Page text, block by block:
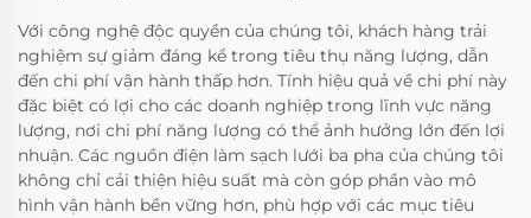
Với công nghệ độc quyền của chúng tôi, khách hàng trải
nghiệm sự giảm đáng kể trong tiêu thụ năng lượng, dẫn
đến chi phí vận hành thấp hơn. Tính hiệu quả về chi phí này
đặc biệt có lợi cho các doanh nghiệp trong lĩnh vực năng
lượng, nơi chi phí năng lượng có thể ảnh hưởng lớn đến lợi
nhuận. Các nguồn điện làm sạch lưới ba pha của chúng tôi
không chỉ cải thiện hiệu suất mà còn góp phần vào mô
hình vận hành bền vững hơn, phù hợp với các mục tiêu